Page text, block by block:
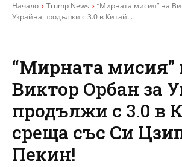
Начало Trump News
“Мирната мисия” на
Украйна продължи с 3.0 в Китай...
“Мирната мисия”
Виктор Орбан за
продължи с 3.0 в
среща със Си
Пекин!